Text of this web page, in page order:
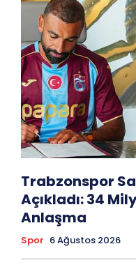
Trabzonspor
Açıkladı: 34
Anlaşma
Spor 6 Ağustos 2026